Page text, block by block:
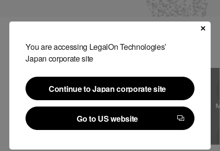
You are accessing LegalOn Technologies’
Japan corporate site
Continue to Japan corporate site
Continue to Japan corporate site
Go to US website
Go to US website
関連記事